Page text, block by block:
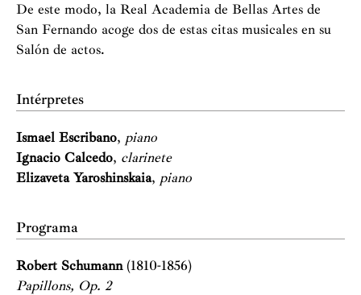
De este modo, la Real Academia de Bellas Artes de
San Fernando acoge dos de estas citas musicales en su
Salón de actos.
Intérpretes
Ismael Escribano, piano
Ignacio Calcedo, clarinete
Elizaveta Yaroshinskaia, piano
Programa
Robert Schumann (1810-1856)
Papillons, Op. 2